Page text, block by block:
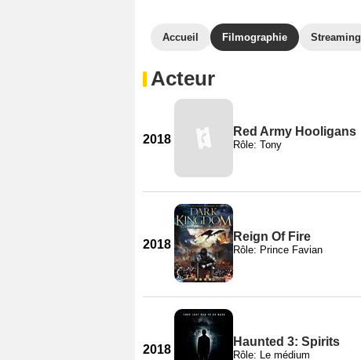
Accueil Filmographie Streaming
Acteur
2018
Red Army Hooligans
Rôle: Tony
2018
Reign Of Fire
Rôle: Prince Favian
2018
Haunted 3: Spirits
Rôle: Le médium